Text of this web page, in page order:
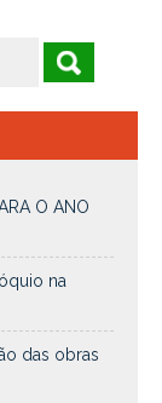
O ANO
na
das obras